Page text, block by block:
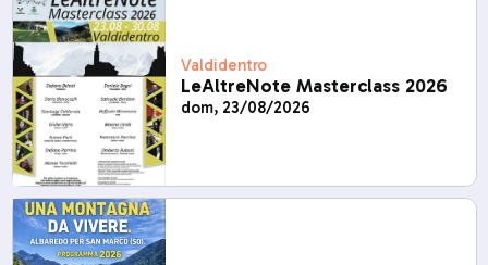
Valdidentro
LeAltreNote Masterclass 2026
dom, 23/08/2026